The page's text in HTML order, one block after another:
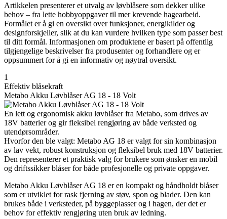
Artikkelen presenterer et utvalg av løvblåsere som dekker ulike
behov – fra lette hobbyoppgaver til mer krevende hagearbeid.
Formålet er å gi en oversikt over funksjoner, energikilder og
designforskjeller, slik at du kan vurdere hvilken type som passer best
til ditt formål. Informasjonen om produktene er basert på offentlig
tilgjengelige beskrivelser fra produsenter og forhandlere og er
oppsummert for å gi en informativ og nøytral oversikt.
1
Effektiv blåsekraft
Metabo Akku Løvblåser AG 18 - 18 Volt
En lett og ergonomisk akku løvblåser fra Metabo, som drives av
18V batterier og gir fleksibel rengjøring av både verksted og
utendørsområder.
Hvorfor den ble valgt: Metabo AG 18 er valgt for sin kombinasjon
av lav vekt, robust konstruksjon og fleksibel bruk med 18V batterier.
Den representerer et praktisk valg for brukere som ønsker en mobil
og driftssikker blåser for både profesjonelle og private oppgaver.
Metabo Akku Løvblåser AG 18 er en kompakt og håndholdt blåser
som er utviklet for rask fjerning av støv, spon og blader. Den kan
brukes både i verksteder, på byggeplasser og i hagen, der det er
behov for effektiv rengjøring uten bruk av ledning.